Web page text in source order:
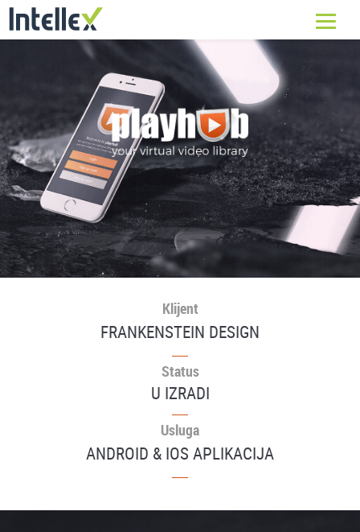
Klijent
FRANKENSTEIN DESIGN
Status
U IZRADI
Usluga
ANDROID & IOS APLIKACIJA